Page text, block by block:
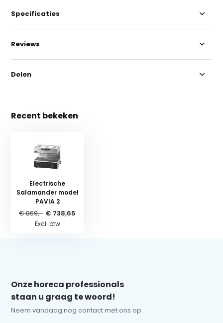
Specificaties
Reviews
Delen
Recent bekeken
Electrische
Salamander model
PAVIA 2
€ 869,- € 738,65
Excl. btw
Onze horeca professionals
staan u graag te woord!
Neem vandaag nog contact met ons op.